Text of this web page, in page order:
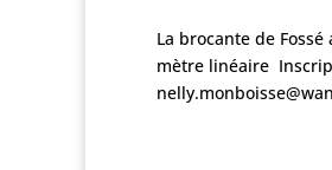
La brocante de
mètre linéaire